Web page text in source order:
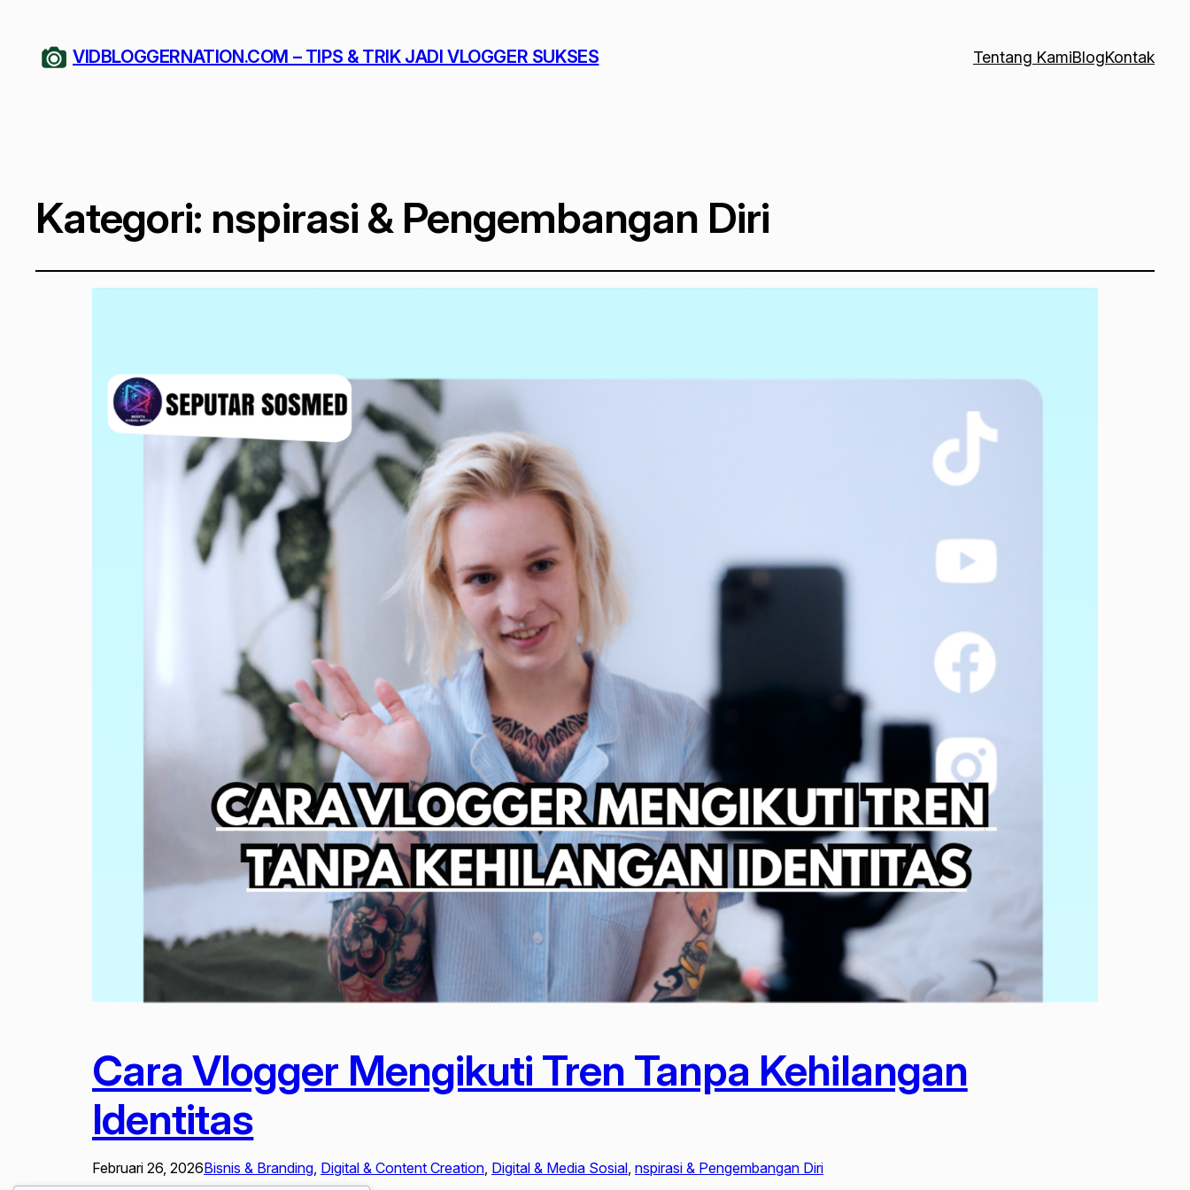
VIDBLOGGERNATION.COM – TIPS & TRIK JADI VLOGGER SUKSES Tentang KamiBlogKontak
Kategori: nspirasi & Pengembangan Diri
Cara Vlogger Mengikuti Tren Tanpa Kehilangan
Identitas
Februari 26, 2026Bisnis & Branding Digital & Content Creation Digital & Media Sosial nspirasi & Pengembangan Diri